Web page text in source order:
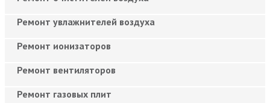
Ремонт увлажнителей воздуха
Ремонт ионизаторов
Ремонт вентиляторов
Ремонт газовых плит